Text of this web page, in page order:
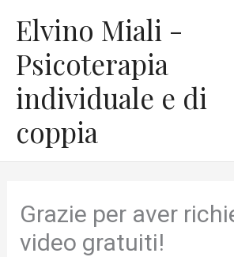
contenuto
Elvino Miali -
Psicoterapia
individuale e di
coppia
Grazie per aver
video gratuiti!